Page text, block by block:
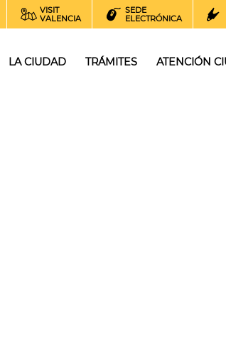
VISIT
VALENCIA
SEDE
ELECTRÓNICA
LA CIUDAD TRÁMITES ATENCIÓN